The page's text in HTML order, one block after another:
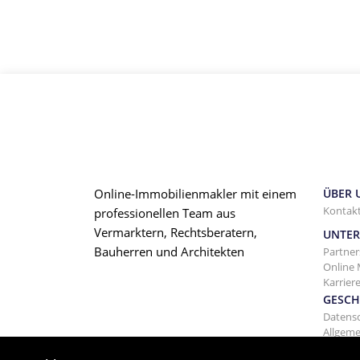
Online-Immobilienmakler mit einem
professionellen Team aus
Vermarktern, Rechtsberatern,
Bauherren und Architekten
ÜBER
Online
Karriere